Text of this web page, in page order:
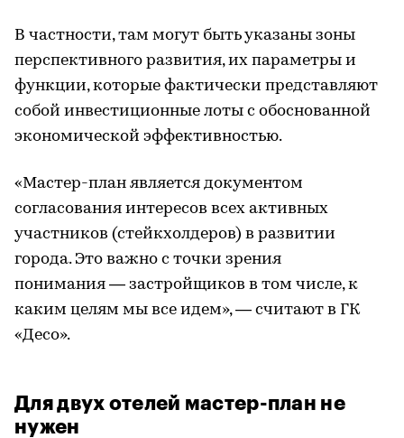
В частности, там могут быть указаны зоны
перспективного развития, их параметры и
функции, которые фактически представляют
собой инвестиционные лоты с обоснованной
экономической эффективностью.
«Мастер-план является документом
согласования интересов всех активных
участников (стейкхолдеров) в развитии
города. Это важно с точки зрения
понимания — застройщиков в том числе, к
каким целям мы все идем», — считают в ГК
«Десо».
Для двух отелей мастер-план не
нужен